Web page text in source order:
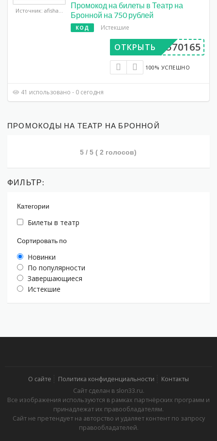
Источник: afisha.yandex.ru
Промокод на билеты в Театр на
Бронной на 750 рублей
КОД Истекшие
DP570165
ОТКРЫТЬ
100% УСПЕШНО
41 использовано - 0 сегодня
ПРОМОКОДЫ НА ТЕАТР НА БРОННОЙ
5 / 5 ( 2 голосов)
ФИЛЬТР:
Категории
Билеты в театр
Сортировать по
Новинки
По популярности
Завершающиеся
Истекшие
О сайте Политика конфиденциальности
Контакты
Сайт сделан в slon33.ru.
Все изображения используются в рамках партнёрских программ и
принадлежат их правообладателям.
Сайт не претендует на авторство и удаляет контент по запросу
правообладателей.